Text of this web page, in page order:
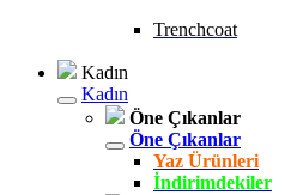
Trenchcoat
Kadın
Kadın
Öne Çıkanlar
Öne Çıkanlar
Yaz Ürünleri
İndirimdekiler